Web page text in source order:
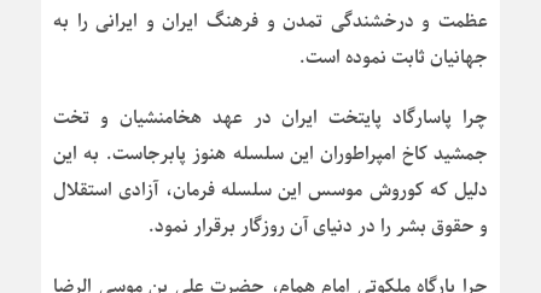
عظمت و درخشندگی تمدن و فرهنگ ایران و ایرانی را به
جهانیان ثابت نموده است.
چرا پاسارگاد پایتخت ایران در عهد هخامنشیان و تخت
جمشید کاخ امپراطوران این سلسله هنوز پابرجاست. به این
دلیل که کوروش موسس این سلسله فرمان، آزادی استقلال
و حقوق بشر را در دنیای آن روزگار برقرار نمود.
چرا بارگاه ملکوتی امام همام، حضرت علی بن موسی الرضا